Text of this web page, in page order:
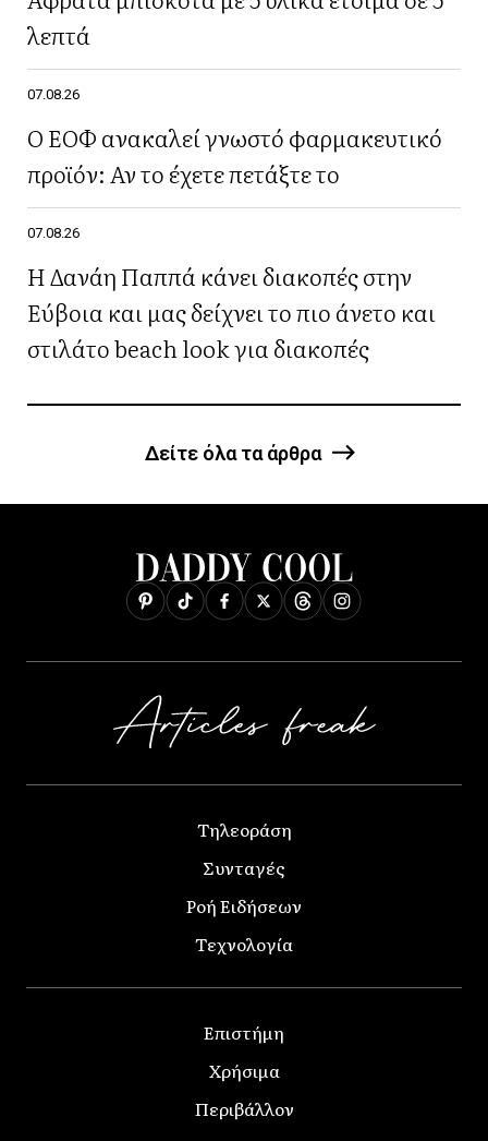
λεπτά
07.08.26
Ο ΕΟΦ ανακαλεί γνωστό φαρμακευτικό
προϊόν: Αν το έχετε πετάξτε το
07.08.26
Η Δανάη Παππά κάνει διακοπές στην
Εύβοια και μας δείχνει το πιο άνετο και
στιλάτο beach look για διακοπές
Δείτε όλα τα άρθρα
Τηλεοράση
Συνταγές
Ροή Ειδήσεων
Τεχνολογία
Επιστήμη
Χρήσιμα
Περιβάλλον